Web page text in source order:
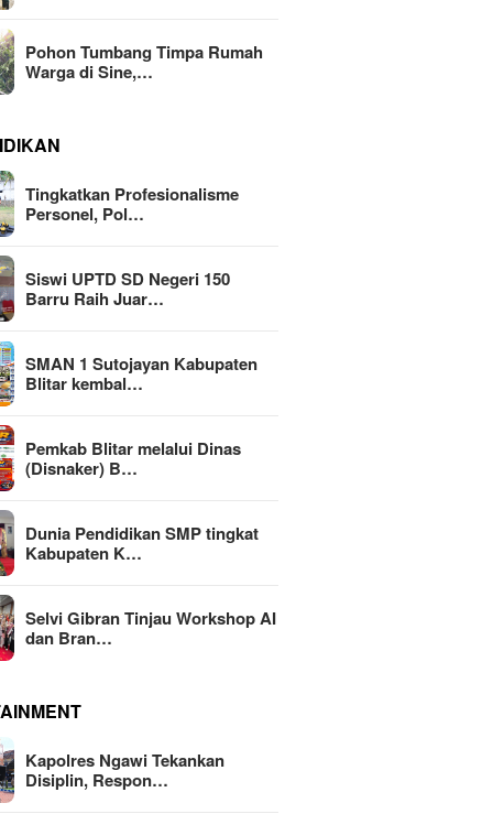
Pohon Tumbang Timpa Rumah
Warga di Sine,…
Tingkatkan Profesionalisme
Personel, Pol…
Siswi UPTD SD Negeri 150
Barru Raih Juar…
SMAN 1 Sutojayan Kabupaten
Blitar kembal…
Pemkab Blitar melalui Dinas
(Disnaker) B…
Dunia Pendidikan SMP tingkat
Kabupaten K…
Selvi Gibran Tinjau Workshop AI
dan Bran…
Kapolres Ngawi Tekankan
Disiplin, Respon…